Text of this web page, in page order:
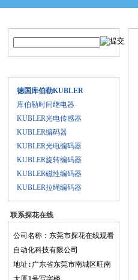
德国库伯勒KUBLER
库伯勒时间继电器
KUBLER光电传感器
KUBLER编码器
KUBLER光电编码器
KUBLER旋转编码器
KUBLER磁性编码器
KUBLER拉绳编码器
联系探花在线
观看
公司名称：东莞市探花在线观看
自动化科技有限公司
地址:广东省东莞市南城区旺南